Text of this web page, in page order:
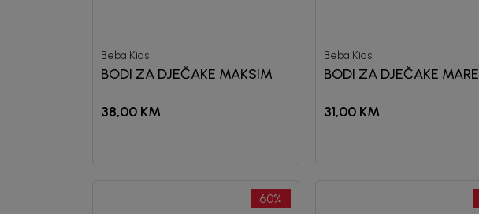
Beba Kids
BODI ZA DJEČAKE MAKSIM
38,00 KM
Beba Kids
BODI ZA DJEČAKE MARE
31,00 KM
60%